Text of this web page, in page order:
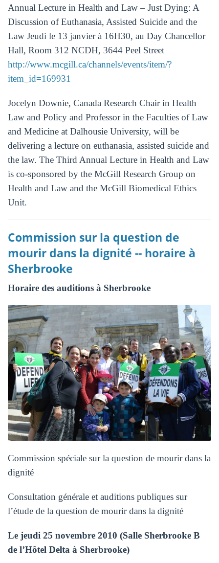
Annual Lecture in Health and Law – Just Dying: A
Discussion of Euthanasia, Assisted Suicide and the
Law Jeudi le 13 janvier à 16H30, au Day Chancellor
Hall, Room 312 NCDH, 3644 Peel Street
http://www.mcgill.ca/channels/events/item/?
item_id=169931
Jocelyn Downie, Canada Research Chair in Health
Law and Policy and Professor in the Faculties of Law
and Medicine at Dalhousie University, will be
delivering a lecture on euthanasia, assisted suicide and
the law. The Third Annual Lecture in Health and Law
is co-sponsored by the McGill Research Group on
Health and Law and the McGill Biomedical Ethics
Unit.
Commission sur la question de
mourir dans la dignité -- horaire à
Sherbrooke
Horaire des auditions à Sherbrooke
Commission spéciale sur la question de mourir dans la
dignité
Consultation générale et auditions publiques sur
l’étude de la question de mourir dans la dignité
Le jeudi 25 novembre 2010 (Salle Sherbrooke B
de l’Hôtel Delta à Sherbrooke)